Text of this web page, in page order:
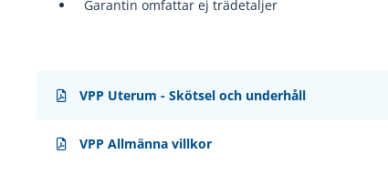
Garantin omfattar ej trädetaljer
VPP Uterum - Skötsel och underhåll
VPP Allmänna villkor